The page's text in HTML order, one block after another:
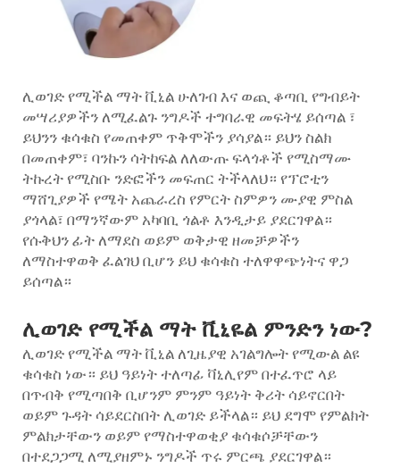
ሊወገድ የሚችል ማት ቪኒል ሁለገብ እና ወጪ ቆጣቢ የግብይት
መሣሪያዎችን ለሚፈልጉ ንግዶች ተግባራዊ መፍትሄ ይሰጣል ፣
ይህንን ቁሳቁስ የመጠቀም ጥቅሞችን ያሳያል። ይህን ስልክ
በመጠቀም፣ ባንኩን ሳትከፍል ለለውጡ ፍላጎቶች የሚስማሙ
ትኩረት የሚስቡ ንድፎችን መፍጠር ትችላለህ። የፕሮቲን
ማሸጊያዎች የሜት አጨራረስ የምርት ስምዎን ሙያዊ ምስል
ያጎላል፣ በማንኛውም አካባቢ ጎልቶ እንዲታይ ያደርገዋል።
የሱቅህን ፊት ለማደስ ወይም ወቅታዊ ዘመቻዎችን
ለማስተዋወቅ ፈልገህ ቢሆን ይህ ቁሳቁስ ተለዋዋጭነትና ዋጋ
ይሰጣል።
ሊወገድ የሚችል ማት ቪኒዬል ምንድን ነው?
ሊወገድ የሚችል ማት ቪኒል ለጊዜያዊ አገልግሎት የሚውል ልዩ
ቁሳቁስ ነው። ይህ ዓይነት ተለጣፊ ቫኒሊየም በተፈጥሮ ላይ
በጥብቅ የሚጣበቅ ቢሆንም ምንም ዓይነት ቅሪት ሳይኖርበት
ወይም ጉዳት ሳይደርስበት ሊወገድ ይችላል። ይህ ደግሞ የምልክት
ምልክታቸውን ወይም የማስተዋወቂያ ቁሳቁሶቻቸውን
በተደጋጋሚ ለሚያዘምኑ ንግዶች ጥሩ ምርጫ ያደርገዋል።